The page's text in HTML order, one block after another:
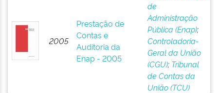
2005
Prestação de
Contas e
Auditoria da
Enap - 2005
de
Administração
Pública (Enap);
Controladoria-
Geral da União
(CGU); Tribunal
de Contas da
União (TCU)